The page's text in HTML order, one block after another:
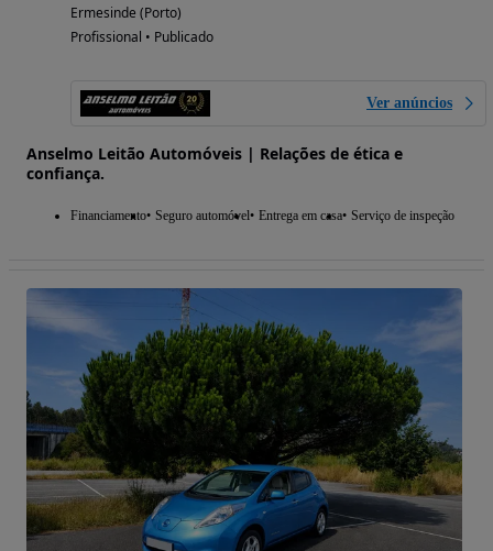
Ermesinde (Porto)
Profissional • Publicado
Ver anúncios
Anselmo Leitão Automóveis | Relações de ética e
confiança.
Financiamento Seguro automóvel Entrega em casa Serviço de inspeção